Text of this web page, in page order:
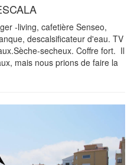
-living, cafetière Senseo,
descalsificateur d'eau. TV
secheux. Coffre fort. Il
mais nous prions de faire la